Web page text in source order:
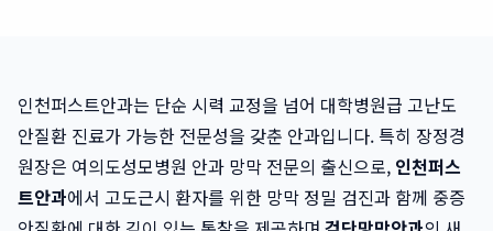
인천퍼스트안과는 단순 시력 교정을 넘어 대학병원급 고난도
안질환 진료가 가능한 전문성을 갖춘 안과입니다. 특히 장정경
원장은 여의도성모병원 안과 망막 전문의 출신으로, 인천퍼스
트안과에서 고도근시 환자를 위한 망막 정밀 검진과 함께 중증